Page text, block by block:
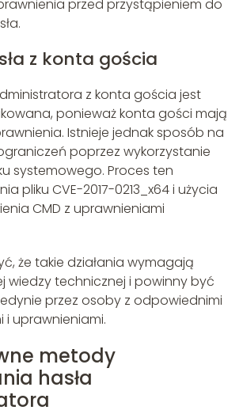
przed przystąpieniem do
z konta gościa
z konta gościa jest
ponieważ konta gości mają
Istnieje jednak sposób na
poprzez wykorzystanie
systemowego. Proces ten
pliku CVE-2017-0213_x64 i użycia
CMD z uprawnieniami
że takie działania wymagają
wiedzy technicznej i powinny być
przez osoby z odpowiednimi
i uprawnieniami.
metody
hasła